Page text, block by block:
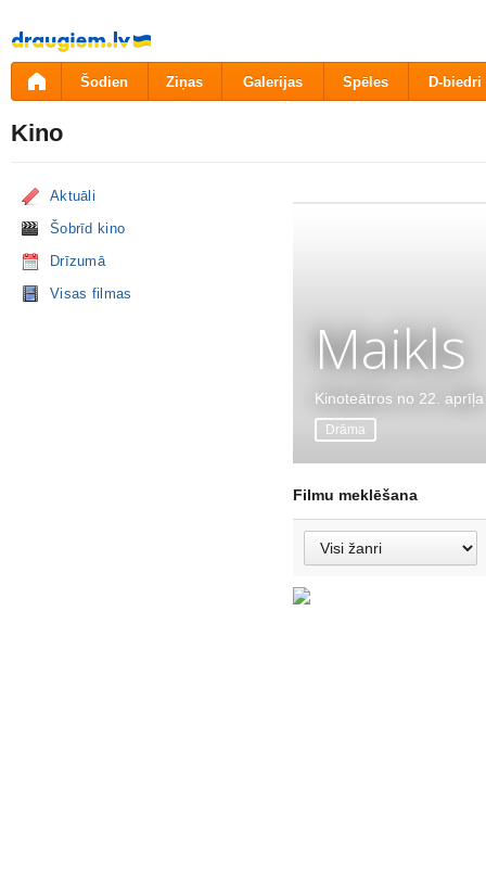
Pāriet
uz
saturu
Šodien Ziņas Galerijas Spēles D-biedri
Kino
Aktuāli
Šobrīd kino
Drīzumā
Visas filmas
Maikls
Kinoteātros no 22. aprīļa
Drāma
Filmu meklēšana